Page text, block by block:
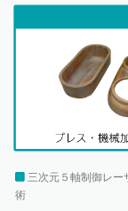
三次元５軸制御レ
術